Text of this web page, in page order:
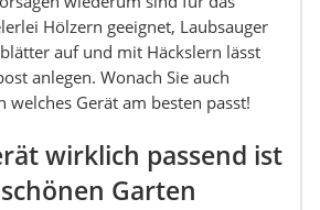
Hölzern geeignet, Laubsauger
auf und mit Häckslern lässt
anlegen. Wonach Sie auch
welches Gerät am besten passt!
wirklich passend ist
Garten